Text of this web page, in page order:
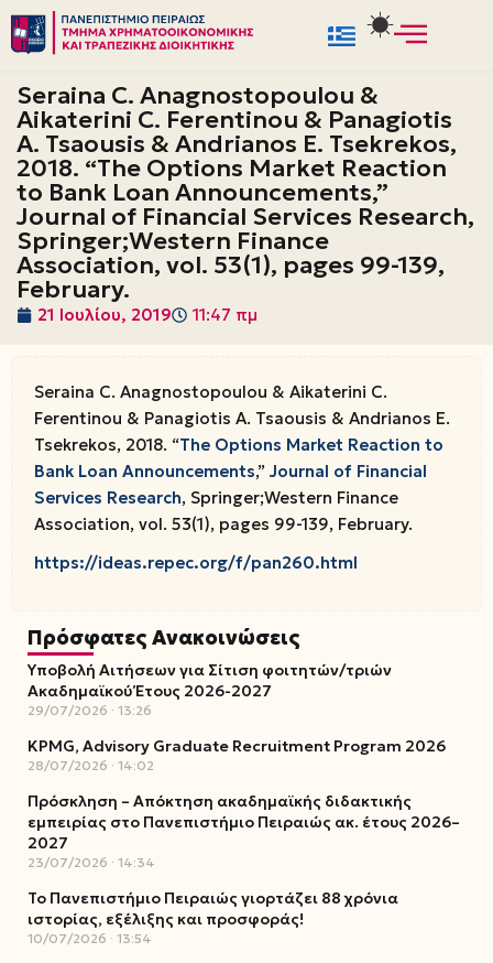
Μεταπηδήστε
στο
περιεχόμενο
Seraina C. Anagnostopoulou &
Aikaterini C. Ferentinou & Panagiotis
A. Tsaousis & Andrianos E. Tsekrekos,
2018. “The Options Market Reaction
to Bank Loan Announcements,”
Journal of Financial Services Research,
Springer;Western Finance
Association, vol. 53(1), pages 99-139,
February.
21 Ιουλίου, 2019 11:47 πμ
Seraina C. Anagnostopoulou & Aikaterini C.
Ferentinou & Panagiotis A. Tsaousis & Andrianos E.
Tsekrekos, 2018. “The Options Market Reaction to
Bank Loan Announcements,” Journal of Financial
Services Research, Springer;Western Finance
Association, vol. 53(1), pages 99-139, February.
https://ideas.repec.org/f/pan260.html
Πρόσφατες Ανακοινώσεις
Υποβολή Αιτήσεων για Σίτιση φοιτητών/τριών
Ακαδημαϊκού Έτους 2026-2027
29/07/2026 13:26
KPMG, Advisory Graduate Recruitment Program 2026
28/07/2026 14:02
Πρόσκληση – Απόκτηση ακαδημαϊκής διδακτικής
εμπειρίας στο Πανεπιστήμιο Πειραιώς ακ. έτους 2026–
2027
23/07/2026 14:34
Το Πανεπιστήμιο Πειραιώς γιορτάζει 88 χρόνια
ιστορίας, εξέλιξης και προσφοράς!
10/07/2026 13:54